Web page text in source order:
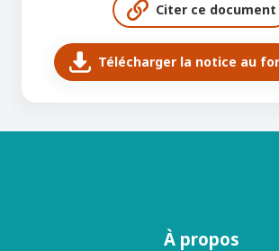
Citer ce document
Télécharger la notice au
À propos